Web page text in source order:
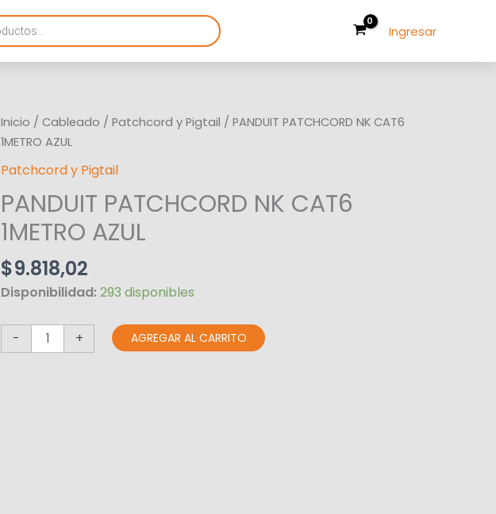
Ingresar
Inicio / Cableado / Patchcord y Pigtail / PANDUIT PATCHCORD NK CAT6
1METRO AZUL
Patchcord y Pigtail
PANDUIT PATCHCORD NK CAT6
1METRO AZUL
$9.818,02
Disponibilidad:293 disponibles
-
PANDUIT
PATCHCORD
NK
1METRO
AZUL
cantidad
+ AGREGAR AL CARRITO